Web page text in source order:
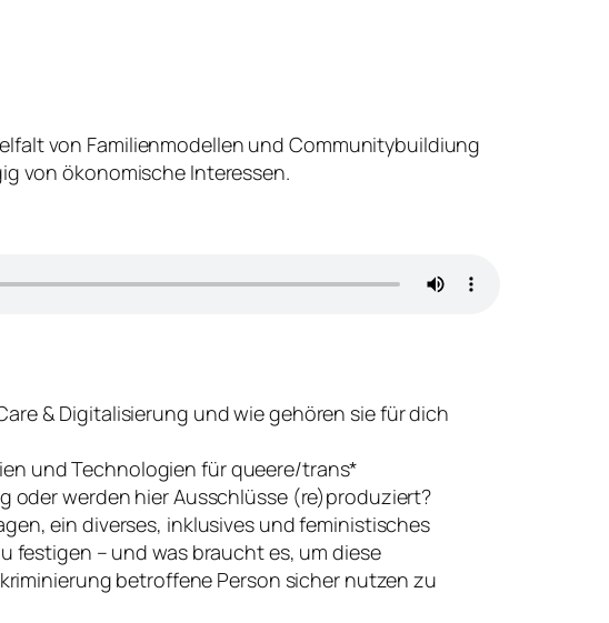
von Familienmodellen und Communitybuildiung
von ökonomische Interessen.
& Digitalisierung und wie gehören sie für dich
und Technologien für queere/trans*
oder werden hier Ausschlüsse (re)produziert?
ein diverses, inklusives und feministisches
festigen – und was braucht es, um diese
betroffene Person sicher nutzen zu